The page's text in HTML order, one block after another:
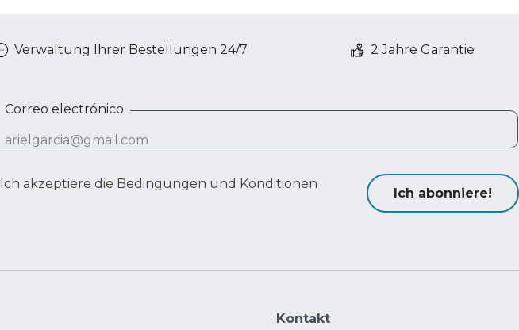
Verwaltung Ihrer Bestellungen 24/7 2 Jahre Garantie
Correo electrónico
Ich akzeptiere die Bedingungen und Konditionen
Ich abonniere!
Kontakt